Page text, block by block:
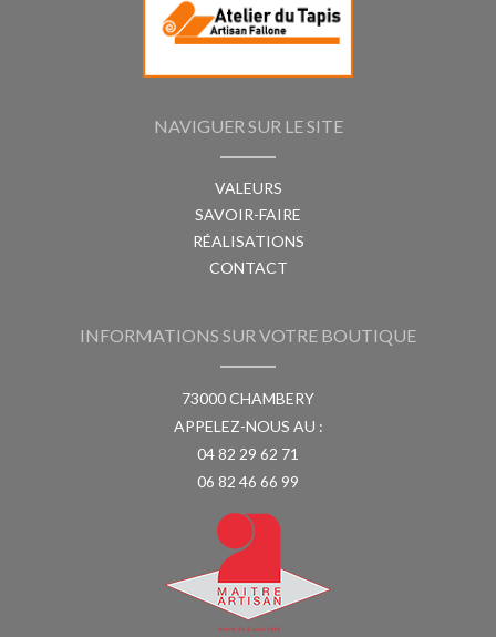
NAVIGUER SUR LE SITE
VALEURS
SAVOIR-FAIRE
RÉALISATIONS
CONTACT
INFORMATIONS SUR VOTRE BOUTIQUE
73000 CHAMBERY
APPELEZ-NOUS AU :
04 82 29 62 71
06 82 46 66 99